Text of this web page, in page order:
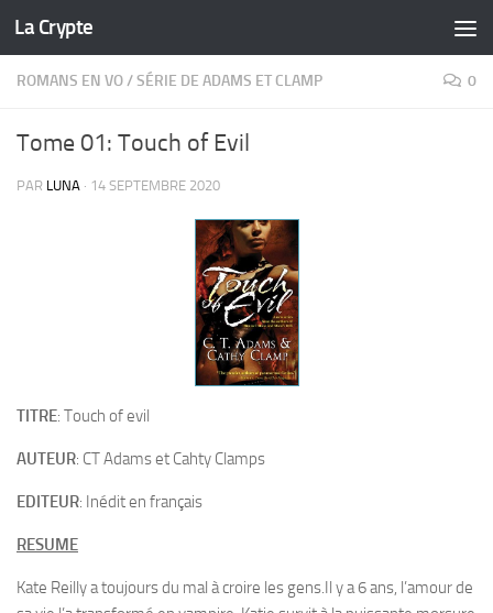
Skip to content
La Crypte
ROMANS EN VO/SÉRIE DE ADAMS ET CLAMP 0
Tome 01: Touch of Evil
PAR LUNA · 14 SEPTEMBRE 2020
TITRE: Touch of evil
AUTEUR: CT Adams et Cahty Clamps
EDITEUR: Inédit en français
RESUME
Kate Reilly a toujours du mal à croire les gens.Il y a 6 ans, l’amour de